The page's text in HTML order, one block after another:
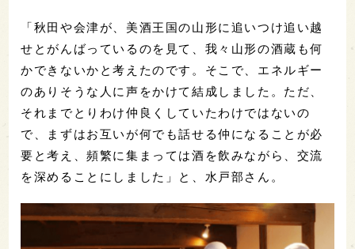
「秋田や会津が、美酒王国の山形に追いつけ追い越
せとがんばっているのを見て、我々山形の酒蔵も何
かできないかと考えたのです。そこで、エネルギー
のありそうな人に声をかけて結成しました。ただ、
それまでとりわけ仲良くしていたわけではないの
で、まずはお互いが何でも話せる仲になることが必
要と考え、頻繁に集まっては酒を飲みながら、交流
を深めることにしました」と、水戸部さん。